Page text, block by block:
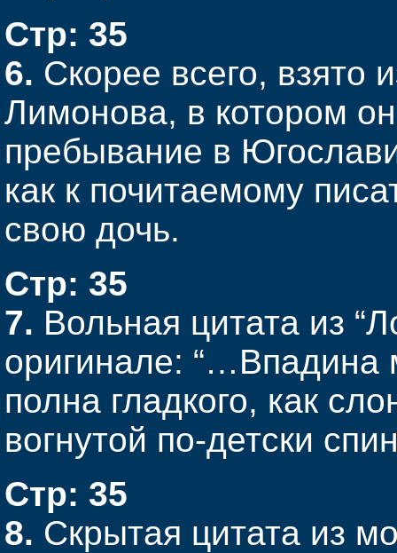
Стр: 35
6. Скорее всего, взято
Лимонова, в котором
пребывание в
как к почитаемому
свою дочь.
Стр: 35
7. Вольная цитата из
оригинале:
полна гладкого, как
вогнутой по-детски
Стр: 35
8. Скрытая цитата из